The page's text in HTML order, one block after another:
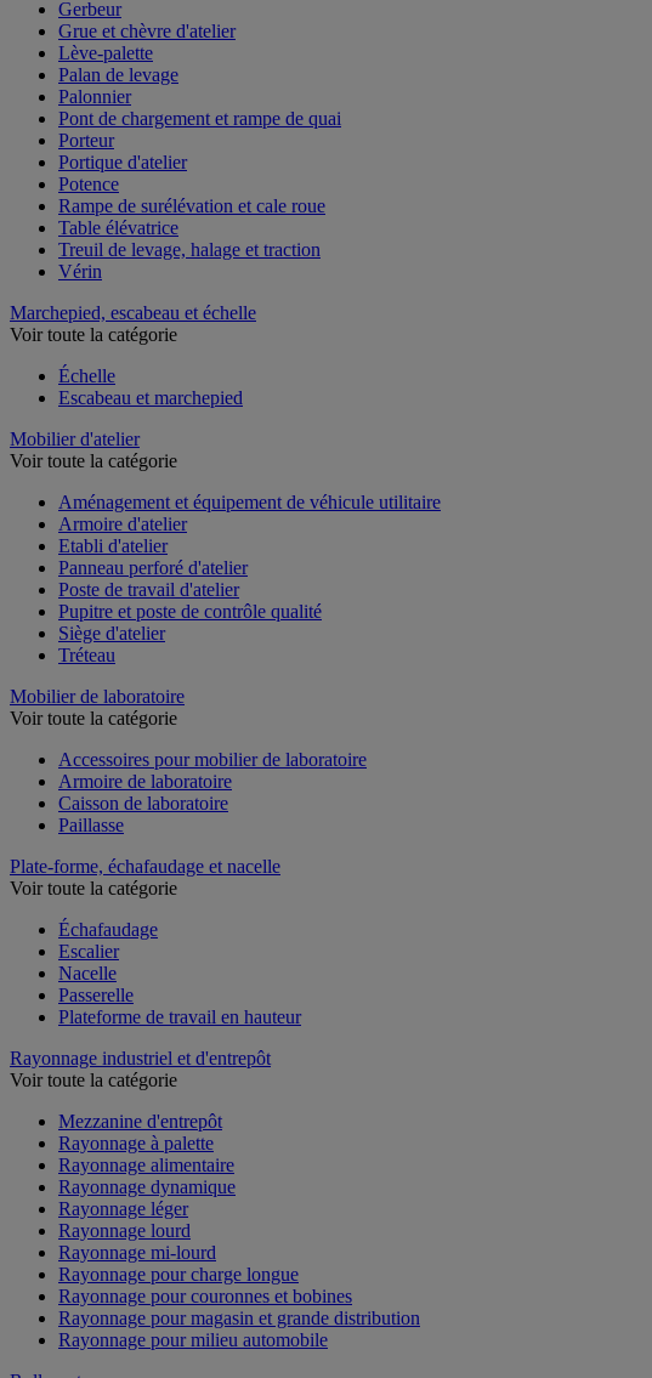
Gerbeur
Grue et chèvre d'atelier
Lève-palette
Palan de levage
Palonnier
Pont de chargement et rampe de quai
Porteur
Portique d'atelier
Potence
Rampe de surélévation et cale roue
Table élévatrice
Treuil de levage, halage et traction
Vérin
Marchepied, escabeau et échelle
Voir toute la catégorie
Échelle
Escabeau et marchepied
Mobilier d'atelier
Voir toute la catégorie
Aménagement et équipement de véhicule utilitaire
Armoire d'atelier
Etabli d'atelier
Panneau perforé d'atelier
Poste de travail d'atelier
Pupitre et poste de contrôle qualité
Siège d'atelier
Tréteau
Mobilier de laboratoire
Voir toute la catégorie
Accessoires pour mobilier de laboratoire
Armoire de laboratoire
Caisson de laboratoire
Paillasse
Plate-forme, échafaudage et nacelle
Voir toute la catégorie
Échafaudage
Escalier
Nacelle
Passerelle
Plateforme de travail en hauteur
Rayonnage industriel et d'entrepôt
Voir toute la catégorie
Mezzanine d'entrepôt
Rayonnage à palette
Rayonnage alimentaire
Rayonnage dynamique
Rayonnage léger
Rayonnage lourd
Rayonnage mi-lourd
Rayonnage pour charge longue
Rayonnage pour couronnes et bobines
Rayonnage pour magasin et grande distribution
Rayonnage pour milieu automobile